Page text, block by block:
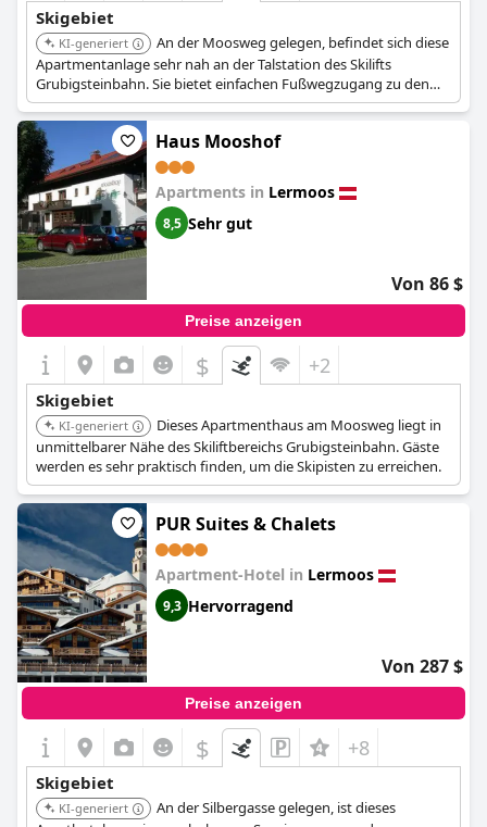
Skigebiet
KI-generiert
An der Moosweg gelegen, befindet sich diese
Apartmentanlage sehr nah an der Talstation des Skilifts
Grubigsteinbahn. Sie bietet einfachen Fußwegzugang zu den
Liften und Pisten.
Haus Mooshof
Apartments in Lermoos
8,5 Sehr gut
Von 86 $
Preise anzeigen
$ +2
Skigebiet
KI-generiert
Dieses Apartmenthaus am Moosweg liegt in
unmittelbarer Nähe des Skiliftbereichs Grubigsteinbahn. Gäste
werden es sehr praktisch finden, um die Skipisten zu erreichen.
PUR Suites & Chalets
Apartment-Hotel in Lermoos
9,3 Hervorragend
Von 287 $
Preise anzeigen
$ +8
Skigebiet
KI-generiert
An der Silbergasse gelegen, ist dieses